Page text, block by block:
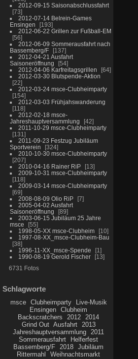
2012-09-15 Saisonabschlussfahrt
73
2012-07-14 Belrein-Games
Ensingen
193
2012-06-22 Grillen zur Fußball-EM
56
2012-06-09 Sommerausfahrt nach
Bassemberg/F
137
2012-04-21 Ausfahrt
Saisoneröffnung
54
2012-04-06 Karfreitagsgrillen
64
2012-03-30 Blutspende-Aktion
22
2012-03-24 msce-Clubheimparty
154
2012-03-03 Frühjahswanderung
118
2012-02-18 msce-
Jahreshauptversammlung
42
2011-10-29 msce-Clubheimparty
131
2011-09-23 Festzug Jubiläum
Sportverein
324
2010-10-30 msce-Clubheimparty
207
2010-04-16 Rainer RiP
13
2009-10-31 msce-Clubheimparty
118
2009-03-14 msce-Clubheimparty
69
2008-08-09 Olio RiP
7
2005-04-02 Ausfahrt
Saisoneröffnung
89
2003-06-15 Jubiläum 25 Jahre
msce
55
1998-05-XX msce-Clubheim
10
1997-08-XX_msce-Clubheim-Bau
38
1996-11-XX_msce-Spende
1
1990-08-19 Gerold Fischer
13
6731 Fotos
Schlagworte
msce Clubheimparty
Live-Musik
Ensingen
Clubheim
Backscratchers
2012
2014
Grind Out Ausfahrt
2013
Jahreshauptversammlung
2011
Sommerausfahrt
Helferfest
Bassemberg/F
2018
Jubiläum
Rittermahl
Weihnachtsmarkt